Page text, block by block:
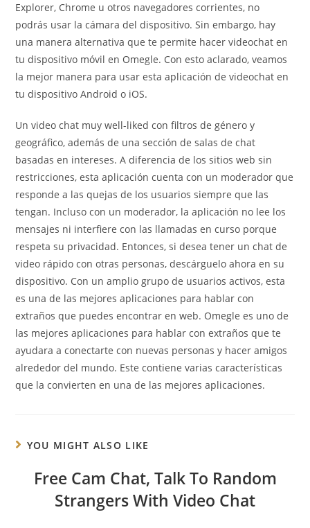
Explorer, Chrome u otros navegadores corrientes, no
podrás usar la cámara del dispositivo. Sin embargo, hay
una manera alternativa que te permite hacer videochat en
tu dispositivo móvil en Omegle. Con esto aclarado, veamos
la mejor manera para usar esta aplicación de videochat en
tu dispositivo Android o iOS.
Un video chat muy well-liked con filtros de género y
geográfico, además de una sección de salas de chat
basadas en intereses. A diferencia de los sitios web sin
restricciones, esta aplicación cuenta con un moderador que
responde a las quejas de los usuarios siempre que las
tengan. Incluso con un moderador, la aplicación no lee los
mensajes ni interfiere con las llamadas en curso porque
respeta su privacidad. Entonces, si desea tener un chat de
video rápido con otras personas, descárguelo ahora en su
dispositivo. Con un amplio grupo de usuarios activos, esta
es una de las mejores aplicaciones para hablar con
extraños que puedes encontrar en web. Omegle es uno de
las mejores aplicaciones para hablar con extraños que te
ayudara a conectarte con nuevas personas y hacer amigos
alrededor del mundo. Este contiene varias características
que la convierten en una de las mejores aplicaciones.
YOU MIGHT ALSO LIKE
Free Cam Chat, Talk To Random
Strangers With Video Chat